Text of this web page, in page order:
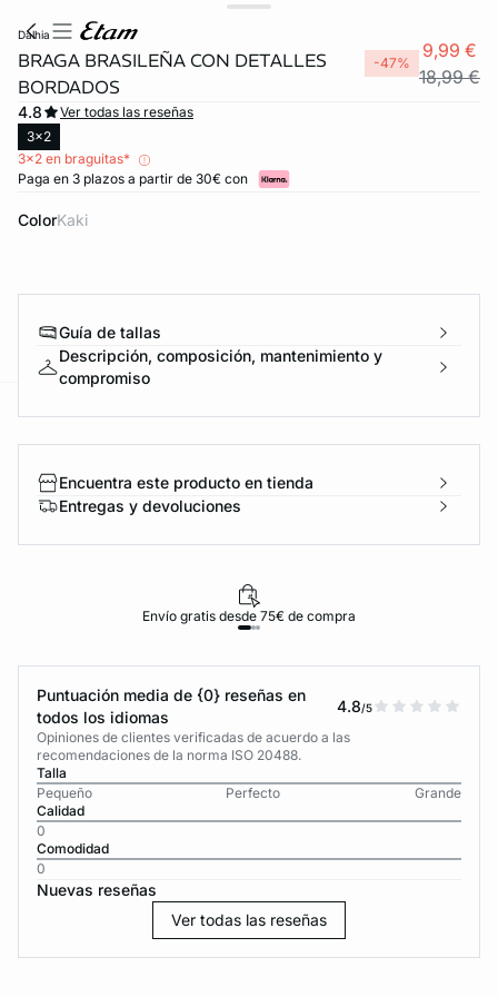
dalhia
BRAGA BRASILEÑA CON DETALLES
BORDADOS
-47%
9,99 €
18,99 €
4.8
Ver todas las reseñas
3x2
3x2 en braguitas*
Paga en 3 plazos a partir de 30€ con
Color kaki
Guía de tallas
Descripción, composición, mantenimiento y
compromiso
Encuentra este producto en tienda
Entregas y devoluciones
Envío gratis desde 75€ de compra
Puntuación media de {0} reseñas en
todos los idiomas
4.8/5
Opiniones de clientes verificadas de acuerdo a las
recomendaciones de la norma ISO 20488.
Talla
Pequeño
Perfecto
Grande
Calidad
0
Comodidad
0
Nuevas reseñas
Ver todas las reseñas